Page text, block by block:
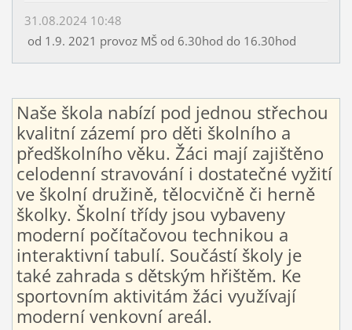
31.08.2024 10:48
od 1.9. 2021 provoz MŠ od 6.30hod do 16.30hod
Naše škola nabízí pod jednou střechou
kvalitní zázemí pro děti školního a
předškolního věku. Žáci mají zajištěno
celodenní stravování i dostatečné vyžití
ve školní družině, tělocvičně či herně
školky. Školní třídy jsou vybaveny
moderní počítačovou technikou a
interaktivní tabulí. Součástí školy je
také zahrada s dětským hřištěm. Ke
sportovním aktivitám žáci využívají
moderní venkovní areál.